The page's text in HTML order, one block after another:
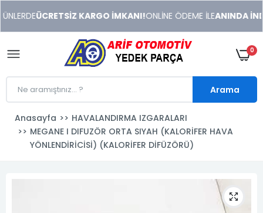
xonusu
veren
sitolar
ÜCRETSİZ KARGO İMKANI!ONLİNE ÖDEME İLEANINDA
0
Arama
Anasayfa
HAVALANDIRMA IZGARALARI
MEGANE I DIFUZÖR ORTA SIYAH (KALORİFER HAVA
YÖNLENDİRİCİSİ) (KALORİFER DİFÜZÖRÜ)